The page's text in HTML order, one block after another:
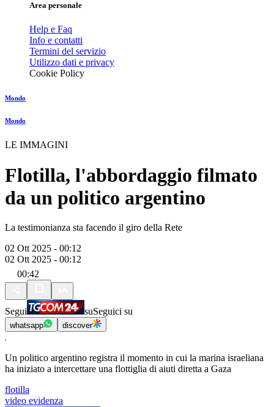
Area personale
Help e Faq
Info e contatti
Termini del servizio
Utilizzo dati e privacy
Cookie Policy
Mondo
Mondo
LE IMMAGINI
Flotilla, l'abbordaggio filmato
da un politico argentino
La testimonianza sta facendo il giro della Rete
02 Ott 2025 - 00:12
02 Ott 2025 - 00:12
00:42
Segui suSeguici su
whatsapp discover
Un politico argentino registra il momento in cui la marina israeliana
ha iniziato a intercettare una flottiglia di aiuti diretta a Gaza
flotilla
video evidenza